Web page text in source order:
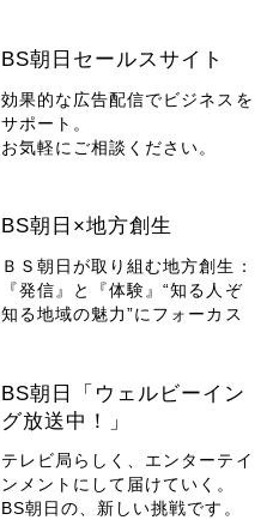
BS朝日セールスサイト
効果的な広告配信でビジネスを
サポート。
お気軽にご相談ください。
BS朝日×地方創生
ＢＳ朝日が取り組む地方創生：
『発信』と『体験』“知る人ぞ
知る地域の魅力”にフォーカス
BS朝日「ウェルビーイン
グ放送中！」
テレビ局らしく、エンターテイ
ンメントにして届けていく。
BS朝日の、新しい挑戦です。